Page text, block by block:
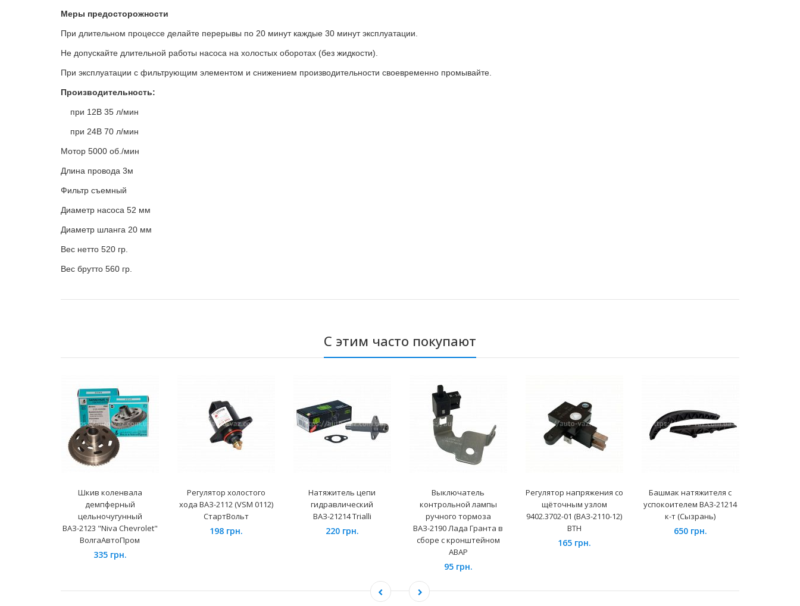
Меры предосторожности
При длительном процессе делайте перерывы по 20 минут каждые 30 минут эксплуатации.
Не допускайте длительной работы насоса на холостых оборотах (без жидкости).
При эксплуатации с фильтрующим элементом и снижением производительности своевременно промывайте.
Производительность:
при 12В 35 л/мин
при 24В 70 л/мин
Мотор 5000 об./мин
Длина провода 3м
Фильтр съемный
Диаметр насоса 52 мм
Диаметр шланга 20 мм
Вес нетто 520 гр.
Вес брутто 560 гр.
С этим часто покупают
Шкив коленвала
демпферный
цельночугунный
ВАЗ-2123 "Niva Chevrolet"
ВолгаАвтоПром
335 грн.
Регулятор холостого
хода ВАЗ-2112 (VSM 0112)
СтартВольт
198 грн.
Натяжитель цепи
гидравлический
ВАЗ-21214 Trialli
220 грн.
Выключатель
контрольной лампы
ручного тормоза
ВАЗ-2190 Лада Гранта в
сборе с кронштейном
АВАР
95 грн.
Регулятор напряжения со
щёточным узлом
9402.3702-01 (ВАЗ-2110-12)
ВТН
165 грн.
Башмак натяжителя с
успокоителем ВАЗ-21214
к-т (Сызрань)
650 грн.